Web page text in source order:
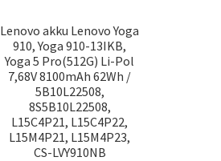
Lenovo akku Lenovo Yoga
910, Yoga 910-13IKB,
Yoga 5 Pro(512G) Li-Pol
7,68V 8100mAh 62Wh /
5B10L22508,
8S5B10L22508,
L15C4P21, L15C4P22,
L15M4P21, L15M4P23,
CS-LVY910NB